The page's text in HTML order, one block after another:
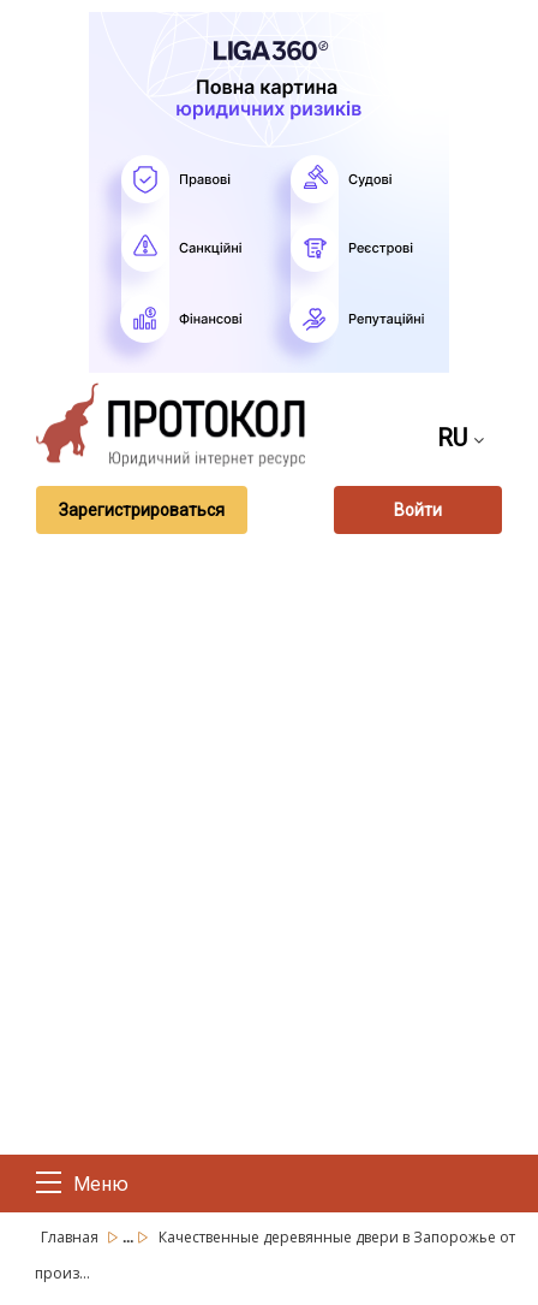
RU
Зарегистрироваться Войти
Меню
Главная ...
Качественные деревянные двери в Запорожье от
произ...